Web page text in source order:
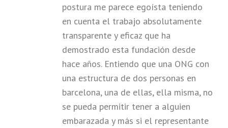
postura me parece egoísta teniendo
en cuenta el trabajo absolutamente
transparente y eficaz que ha
demostrado esta fundación desde
hace años. Entiendo que una ONG con
una estructura de dos personas en
barcelona, una de ellas, ella misma, no
se pueda permitir tener a alguien
embarazada y más si el representante